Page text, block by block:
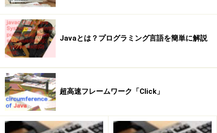
UIManager.setLookAndFeel(laf);
} catch (ClassNotFoundException
ex2.printStackTrace();
} catch (InstantiationException
ex2.printStackTrace();
} catch (IllegalAccessException
ex2.printStackTrace();
} catch
ex2.printStackTrace();
}
Javaとは？プログラミング言語を簡単に解説
超高速フレームワーク「Click」